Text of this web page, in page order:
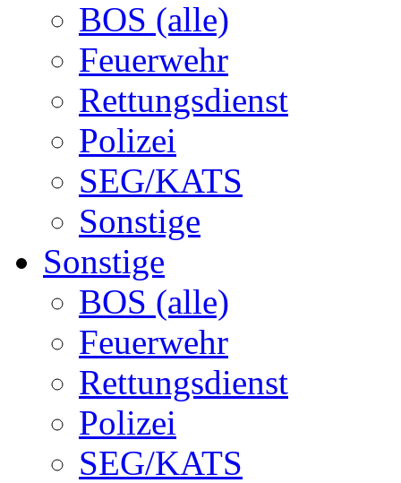
BOS (alle)
Feuerwehr
Rettungsdienst
Polizei
SEG/KATS
Sonstige
Sonstige
BOS (alle)
Feuerwehr
Rettungsdienst
Polizei
SEG/KATS